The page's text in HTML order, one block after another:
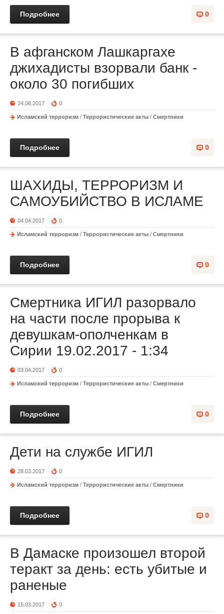
0
Подробнее
В афганском Лашкаргахе
джихадисты взорвали банк -
около 30 погибших
24.06.2017 0
Исламский терроризм / Террористические акты / Смертники
0
Подробнее
ШАХИДЫ, ТЕРРОРИЗМ И
САМОУБИЙСТВО В ИСЛАМЕ
04.04.2017 0
Исламский терроризм / Террористические акты / Смертники
0
Подробнее
Смертника ИГИЛ разорвало
на части после прорыва к
девушкам-ополченкам в
Сирии 19.02.2017 - 1:34
03.04.2017 0
Исламский терроризм / Террористические акты / Смертники
0
Подробнее
Дети на службе ИГИЛ
28.03.2017 0
Исламский терроризм / Террористические акты / Смертники
0
Подробнее
В Дамаске произошел второй
теракт за день: есть убитые и
раненые
15.03.2017 0